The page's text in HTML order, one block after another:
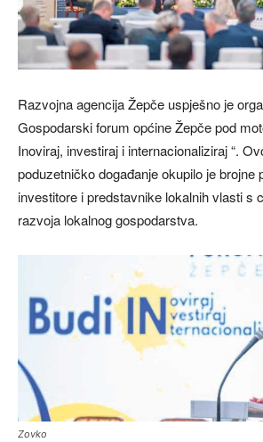
Razvojna agencija Žepče uspješno je
Gospodarski forum općine Žepče pod
Inoviraj, investiraj i internacionaliziraj “.
poduzetničko događanje okupilo je brojne
investitore i predstavnike lokalnih vlasti s
razvoja lokalnog gospodarstva.
Zovko